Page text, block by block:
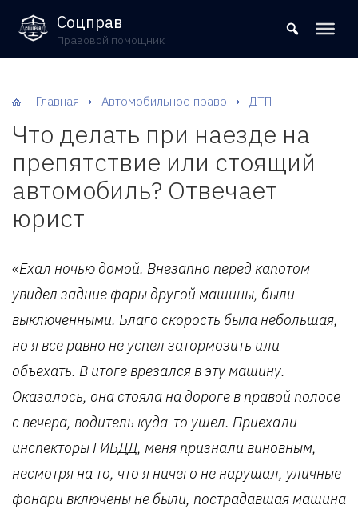
8 (800) 302-09-37
Соцправ
Правовой помощник
Главная Автомобильное право ДТП
Что делать при наезде на
препятствие или стоящий
автомобиль? Отвечает
юрист
«Ехал ночью домой. Внезапно перед капотом
увидел задние фары другой машины, были
выключенными. Благо скорость была небольшая,
но я все равно не успел затормозить или
объехать. В итоге врезался в эту машину.
Оказалось, она стояла на дороге в правой полосе
с вечера, водитель куда-то ушел. Приехали
инспекторы ГИБДД, меня признали виновным,
несмотря на то, что я ничего не нарушал, уличные
фонари включены не были, пострадавшая машина